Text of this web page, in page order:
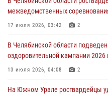
Росгвардейцы задержали трёх
На Южном Урале сотрудники
подозреваемого в совершении
межведомственных
17 июля 2026, 03:42 2
В Челябинской области
оздоровительной кампании 2026
13 июля 2026, 04:08 2
На Южном Урале росгвардейцы